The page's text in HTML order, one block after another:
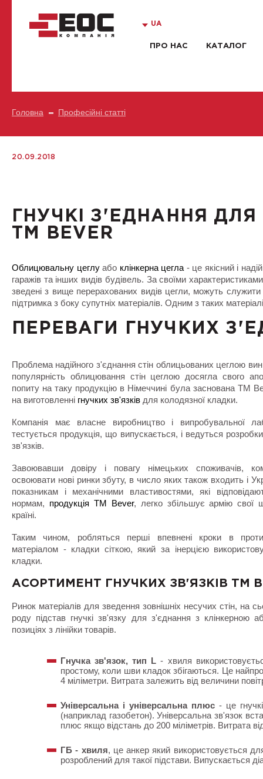
UA
ПРО НАС КАТАЛОГ
Головна Професійні статті
20.09.2018
ГНУЧКІ З'ЕДНАННЯ
ТМ BEVER
Облицювальну цеглуабо клінкерна цегла - це якісний і
гаражів та інших видів будівель. За своїми
зведені з вище перерахованих видів цегли, можуть
підтримка з боку супутніх матеріалів. Одним з таких
ПЕРЕВАГИ ГНУЧКИХ
Проблема надійного з'єднання стін облицьованих цеглою
популярність облицювання стін цеглою досягла свого
попиту на таку продукцію в Німеччині була заснована ТМ
на виготовленні гнучких зв'язків для колодязної кладки.
Компанія має власне виробництво і випробувальної
тестується продукція, що випускається, і ведуться
зв'язків.
Завоювавши довіру і повагу німецьких споживачів,
освоювати нові ринки збуту, в число яких також входить і
показникам і механічними властивостями, які
нормам, продукція ТМ Bever, легко збільшує армію свої
країні.
Таким чином, робляться перші впевнені кроки в
матеріалом - кладки сіткою, який за інерцією
кладки.
АСОРТИМЕНТ ГНУЧКИХ ЗВ'ЯЗКІВ ТМ
Ринок матеріалів для зведення зовнішніх несучих стін, на
роду підстав гнучкі зв'язку для з'єднання з
позиціях з лінійки товарів.
Гнучка зв'язок, тип L - хвиля
простому, коли шви кладок збігаються. Це
4 міліметри. Витрата залежить від величини
Універсальна і універсальна плюс - це
(наприклад газобетон). Універсальна зв'язок
плюс якщо відстань до 200 міліметрів. Витрата
ГБ - хвиля, це анкер який використовується
розроблений для такої підстави. Випускається